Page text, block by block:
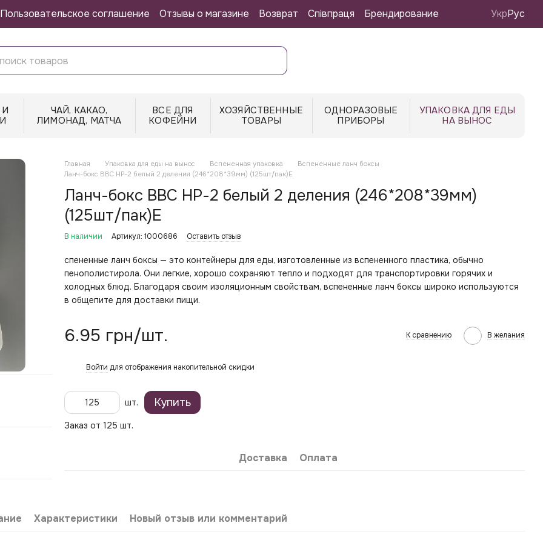
Пользовательское соглашение Отзывы о магазине Возврат Співпраця Брендирование УкрРус
ЧАЙ, КАКАО,
ЛИМОНАД, МАТЧА
ВСЕ ДЛЯ
КОФЕЙНИ
ХОЗЯЙСТВЕННЫЕ
ТОВАРЫ
ОДНОРАЗОВЫЕ
ПРИБОРЫ
УПАКОВКА ДЛЯ ЕДЫ
НА ВЫНОС
Главная Упаковка для еды на вынос Вспененная упаковка
Вспененные ланч боксы
Ланч-бокс ВВС НР-2 белый 2 деления (246*208*39мм) (125шт/пак)Е
Ланч-бокс ВВС НР-2 белый 2 деления (246*208*39мм)
(125шт/пак)Е
В наличии Артикул: 1000686 Оставить отзыв
спененные ланч боксы — это контейнеры для еды, изготовленные из вспененного пластика, обычно
пенополистирола. Они легкие, хорошо сохраняют тепло и подходят для транспортировки горячих и
холодных блюд. Благодаря своим изоляционным свойствам, вспененные ланч боксы широко используются
в общепите для доставки пищи.
6.95 грн/шт. К сравнению В желания
Войти для отображения накопительной скидки
шт. Купить
Заказ от 125 шт.
Доставка Оплата
Характеристики Новый отзыв или комментарий